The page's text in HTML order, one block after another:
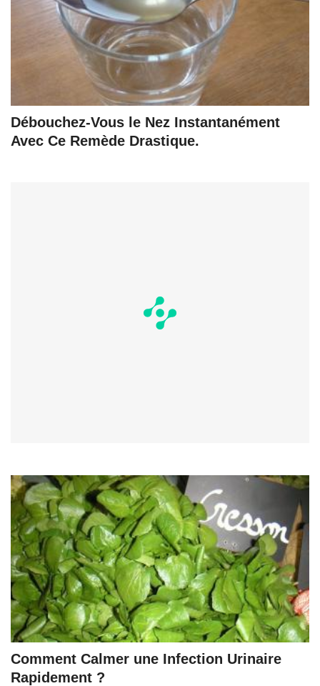
Débouchez-Vous le Nez Instantanément
Avec Ce Remède Drastique.
Comment Calmer une Infection Urinaire
Rapidement ?